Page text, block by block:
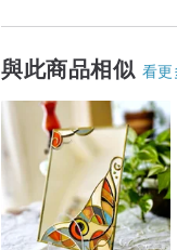
與此商品相似 看更